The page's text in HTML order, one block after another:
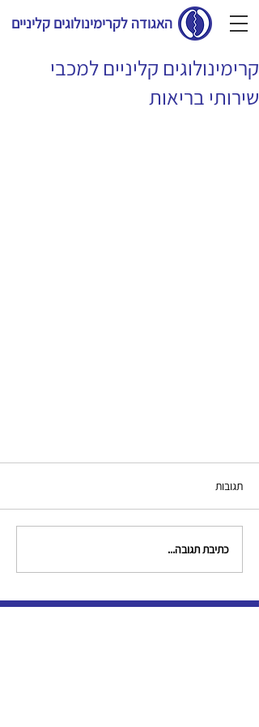
האגודה לקרימינולוגים קליניים
קרימינולוגים קליניים למכבי
שירותי בריאות
תגובות
כתיבת תגובה...